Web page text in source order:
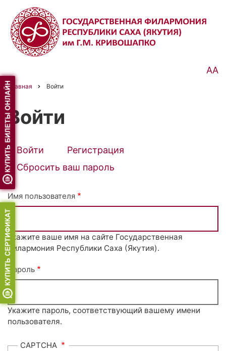
Перейти
основному
содержанию
АА
Строка
навигации
Главная Войти
Войти
Primary
tabs
Войти (активная
вкладка)
Регистрация
Сбросить ваш пароль
Имя пользователя
Укажите ваше имя на сайте Государственная
филармония Республики Саха (Якутия).
Пароль
Укажите пароль, соответствующий вашему имени
пользователя.
CAPTCHA